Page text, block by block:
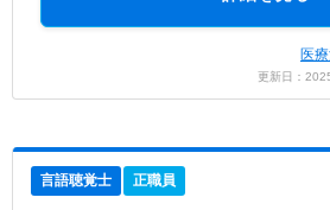
医
更新日：
言語聴覚士 正職員